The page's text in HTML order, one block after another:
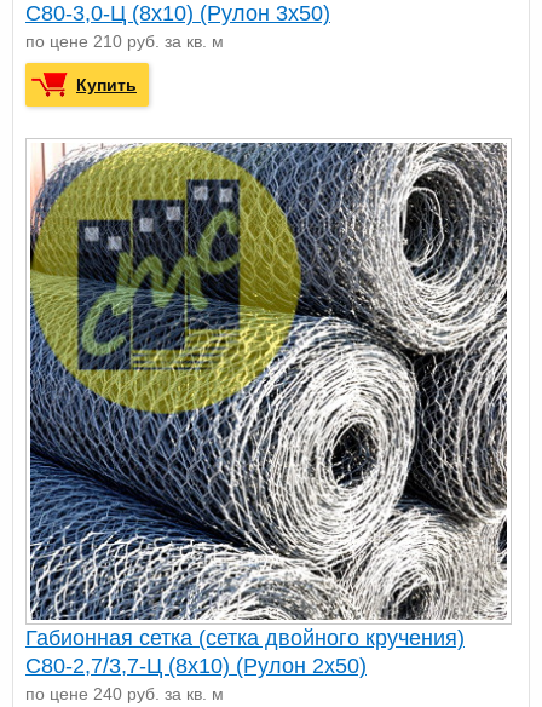
С80-3,0-Ц (8х10) (Рулон 3x50)
по цене 210 руб. за кв. м
Купить
Габионная сетка (сетка двойного кручения)
С80-2,7/3,7-Ц (8х10) (Рулон 2x50)
по цене 240 руб. за кв. м